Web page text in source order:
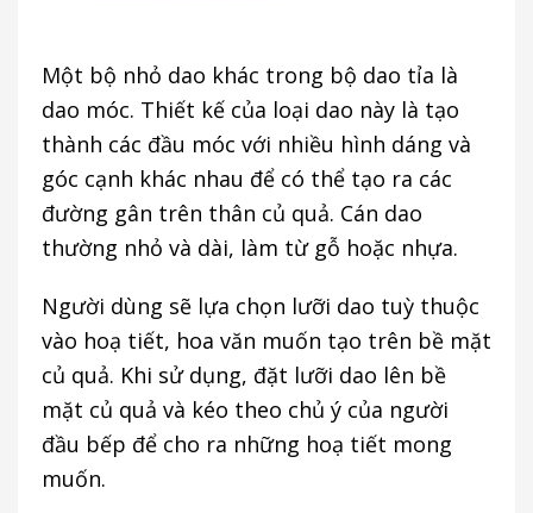
Một bộ nhỏ dao khác trong bộ dao tỉa là
dao móc. Thiết kế của loại dao này là tạo
thành các đầu móc với nhiều hình dáng và
góc cạnh khác nhau để có thể tạo ra các
đường gân trên thân củ quả. Cán dao
thường nhỏ và dài, làm từ gỗ hoặc nhựa.
Người dùng sẽ lựa chọn lưỡi dao tuỳ thuộc
vào hoạ tiết, hoa văn muốn tạo trên bề mặt
củ quả. Khi sử dụng, đặt lưỡi dao lên bề
mặt củ quả và kéo theo chủ ý của người
đầu bếp để cho ra những hoạ tiết mong
muốn.